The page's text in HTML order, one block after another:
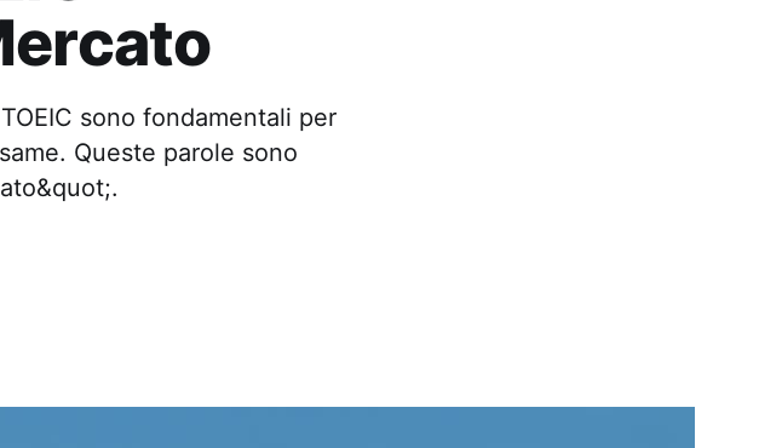
sono fondamentali per
Queste parole sono